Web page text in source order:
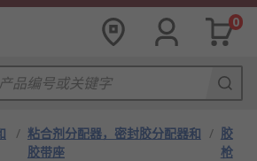
0
/ 粘合剂分配器，密封胶分配器和
胶带座
/ 胶
枪